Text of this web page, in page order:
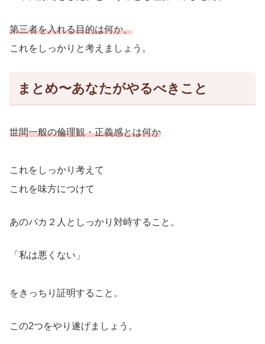
第三者を入れる目的は何か、
これをしっかりと考えましょう。
まとめ〜あなたがやるべきこと
世間一般の倫理観・正義感とは何か
これをしっかり考えて
これを味方につけて
あのバカ２人としっかり対峙すること。
「私は悪くない」
をきっちり証明すること。
この2つをやり遂げましょう。